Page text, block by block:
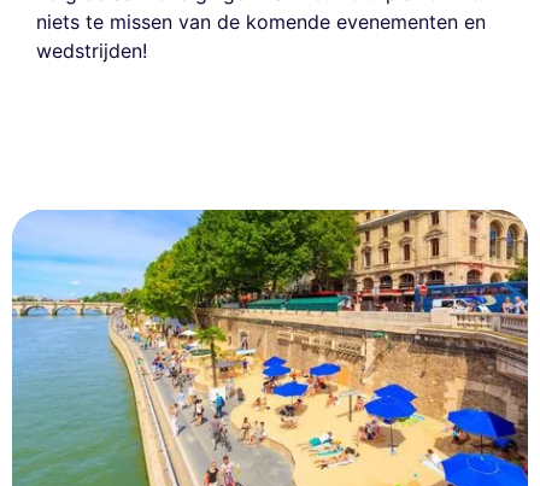
niets te missen van de komende evenementen en
wedstrijden!